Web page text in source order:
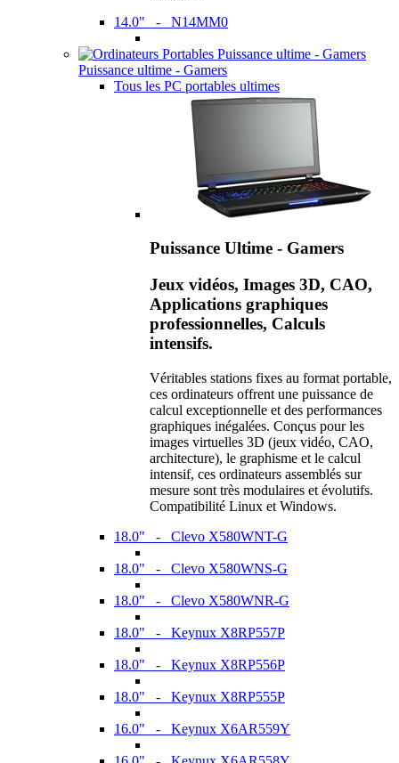
14.0" - N14MM0
Puissance ultime - Gamers
Tous les PC portables ultimes
Puissance Ultime - Gamers
Jeux vidéos, Images 3D, CAO,
Applications graphiques
professionnelles, Calculs
intensifs.
Véritables stations fixes au format portable,
ces ordinateurs offrent une puissance de
calcul exceptionnelle et des performances
graphiques inégalées. Conçus pour les
images virtuelles 3D (jeux vidéo, CAO,
architecture), le graphisme et le calcul
intensif, ces ordinateurs assemblés sur
mesure sont très modulaires et évolutifs.
Compatibilité Linux et Windows.
18.0" - Clevo X580WNT-G
18.0" - Clevo X580WNS-G
18.0" - Clevo X580WNR-G
18.0" - Keynux X8RP557P
18.0" - Keynux X8RP556P
18.0" - Keynux X8RP555P
16.0" - Keynux X6AR559Y